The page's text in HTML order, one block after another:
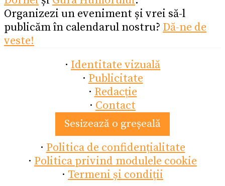
Organizezi un eveniment și vrei să-l
publicăm în calendarul nostru? Dă-ne de
veste!
· Identitate vizuală
· Publicitate
· Redacție
· Contact
Sesizează o greșeală
· Politica de confidențialitate
· Politica privind modulele cookie
· Termeni și condiții